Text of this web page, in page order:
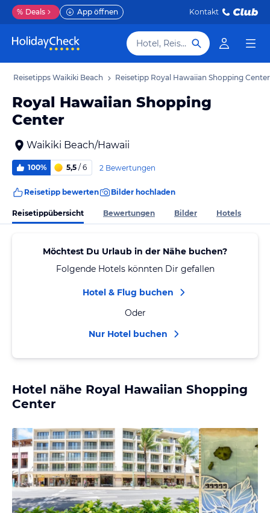
% Deals App öffnen Kontakt
Hotel, Reiseziel
Reisetipps Waikiki Beach Reisetipp Royal Hawaiian Shopping Center
Royal Hawaiian Shopping
Center
Waikiki Beach/Hawaii
100% 5,5 / 6 2 Bewertungen
Reisetipp bewerten Bilder hochladen
Reisetippübersicht Bewertungen Bilder Hotels
Möchtest Du Urlaub in der Nähe buchen?
Folgende Hotels könnten Dir gefallen
Hotel & Flug buchen
Oder
Nur Hotel buchen
Hotel nähe Royal Hawaiian Shopping
Center